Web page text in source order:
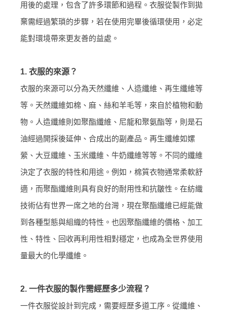
用後的處理，包含了許多環節和過程。衣服從製作到拋
棄需經過繁瑣的步驟，若在使用完畢後循環使用，必定
能對環境帶來更友善的益處。
1. 衣服的來源？
衣服的來源可以分為天然纖維、人造纖維、再生纖維等
等。 天然纖維如棉、麻、絲和羊毛等，來自於植物和動
物。 人造纖維則如聚酯纖維、尼龍和聚氨酯等，則是石
油經過開採後延伸、合成出的副產品。再生纖維如嫘
縈、大豆纖維、玉米纖維、牛奶纖維等等。 不同的纖維
決定了衣服的特性和用途。例如，棉質衣物通常柔軟舒
適，而聚酯纖維則具有良好的耐用性和抗皺性。在紡織
技術佔有世界一席之地的台灣，現在聚酯纖維已經能做
到各種型態與組織的特性。也因聚酯纖維的價格、加工
性、特性、回收再利用性相對穩定，也成為全世界使用
量最大的化學纖維。
2. 一件衣服的製作需經歷多少流程？
一件衣服從設計到完成，需要經歷多道工序。從纖維、